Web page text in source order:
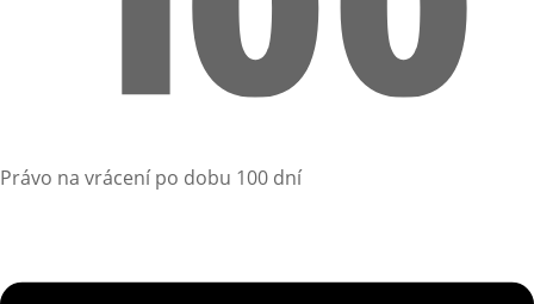
Právo na vrácení po dobu 100 dní